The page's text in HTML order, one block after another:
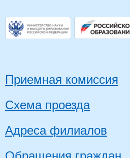
Приемная комиссия
Схема проезда
Адреса филиалов